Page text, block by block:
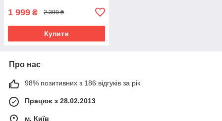
1 999 ₴ 2 399 ₴
Купити
Про нас
98% позитивних з 186 відгуків за рік
Працює з 28.02.2013
м. Київ